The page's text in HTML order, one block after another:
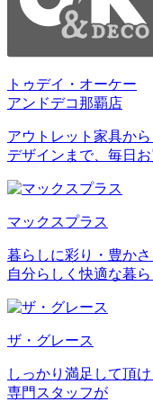
トゥデイ・オーケー
アンドデコ那覇店
アウトレット家具か
デザインまで、毎日お
マックスプラス
暮らしに彩り・豊か
自分らしく快適な暮
ザ・グレース
しっかり満足して頂
専門スタッフが